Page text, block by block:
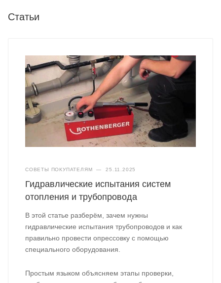
Статьи
СОВЕТЫ ПОКУПАТЕЛЯМ — 25.11.2025
Гидравлические испытания систем
отопления и трубопровода
В этой статье разберём, зачем нужны
гидравлические испытания трубопроводов и как
правильно провести опрессовку с помощью
специального оборудования.
Простым языком объясняем этапы проверки,